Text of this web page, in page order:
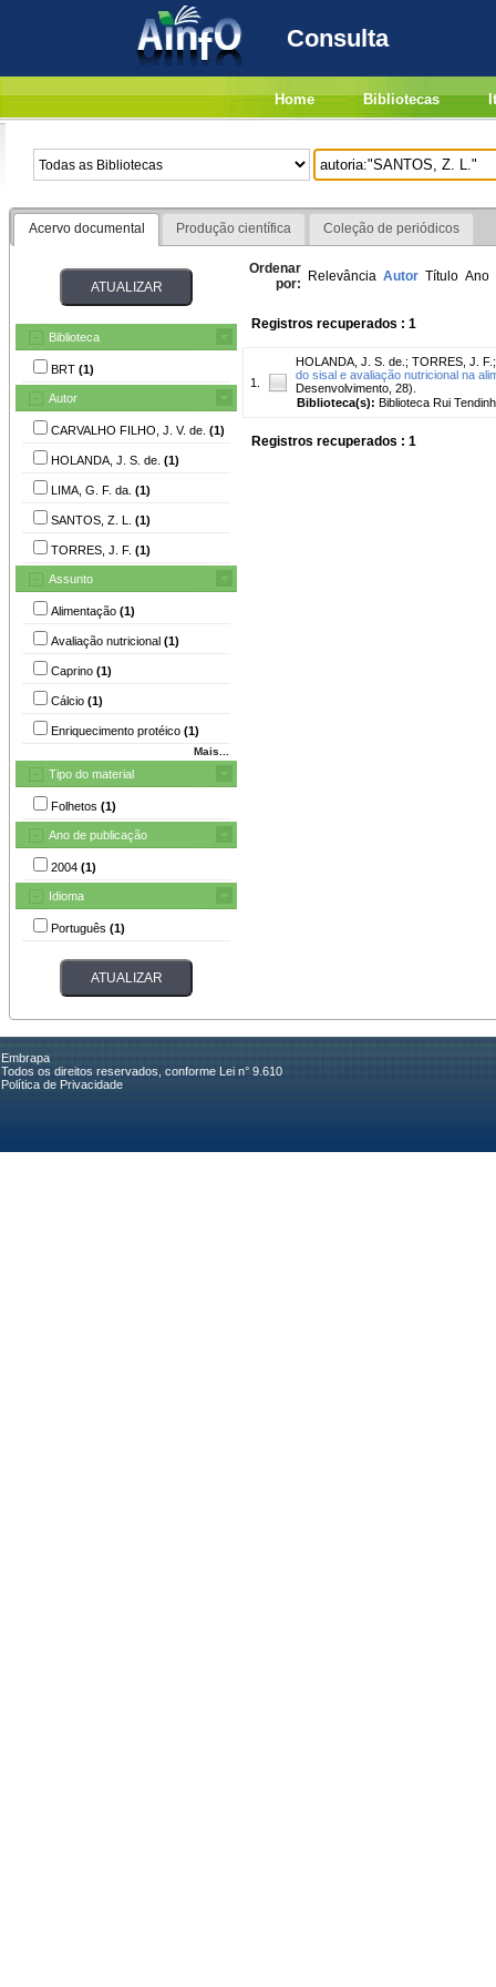
Consulta
Home Bibliotecas
Acervo documental Produção científica Coleção de periódicos
Biblioteca
BRT (1)
Autor
CARVALHO FILHO, J. V. de. (1)
HOLANDA, J. S. de. (1)
LIMA, G. F. da. (1)
SANTOS, Z. L. (1)
TORRES, J. F. (1)
Assunto
Alimentação (1)
Avaliação nutricional (1)
Caprino (1)
Cálcio (1)
Enriquecimento protéico (1)
Mais...
Tipo do material
Folhetos (1)
Ano de publicação
2004 (1)
Idioma
Português (1)
Ordenar
por: Relevância Autor Título Ano
Registros recuperados : 1
1.
HOLANDA, J. S. de. ; TORRES, J. F.
do sisal e avaliação nutricional na
Desenvolvimento, 28).
Biblioteca(s): Biblioteca Rui
Registros recuperados : 1
Embrapa
Todos os direitos reservados, conforme Lei n° 9.610
Política de Privacidade